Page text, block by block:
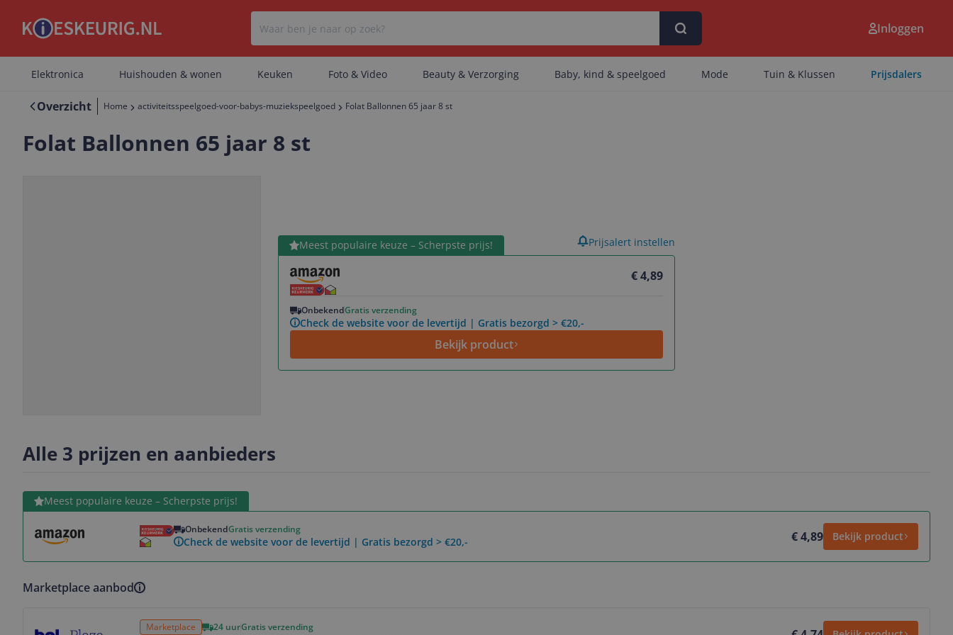
Er zijn geen artikelen gevonden.
Inloggen
Elektronica Huishouden & wonen Keuken Foto & Video Beauty & Verzorging Baby, kind & speelgoed Mode Tuin & Klussen Prijsdalers
Overzicht Home activiteitsspeelgoed-voor-babys-muziekspeelgoed Folat Ballonnen 65 jaar 8 st
Folat Ballonnen 65 jaar 8 st
Meest populaire keuze – Scherpste prijs!
€ 4,89
OnbekendGratis verzending
Check de website voor de levertijd | Gratis bezorgd > €20,-
Bekijk product
Bekijk product Prijsalert instellen
Alle 3 prijzen en aanbieders
Meest populaire keuze – Scherpste prijs!
OnbekendGratis verzending
Check de website voor de levertijd | Gratis bezorgd > €20,- € 4,89 Bekijk product
Bekijk product
Marketplace aanbod
Marketplace 24 uurGratis verzending